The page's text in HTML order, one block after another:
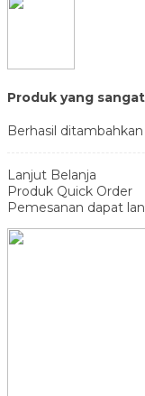
Produk yang
Berhasil
Lanjut Belanja
Produk Quick Order
Pemesanan dapat